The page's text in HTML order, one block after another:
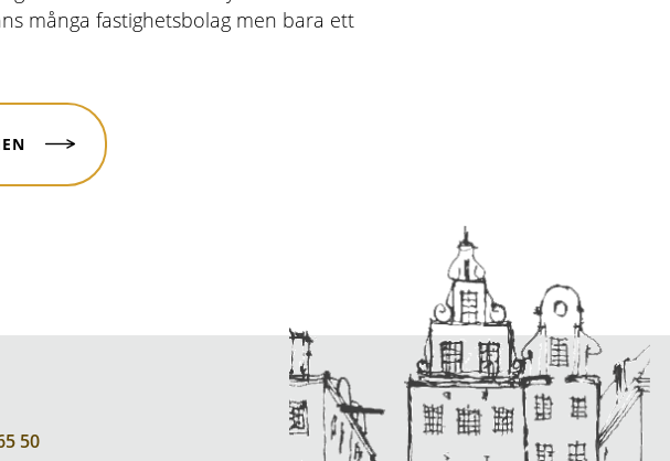
många fastighetsbolag men bara ett
50